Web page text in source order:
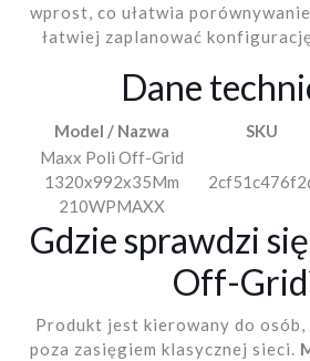
wprost, co ułatwia
łatwiej zaplanować
Dane
Model / Nazwa SKU
Maxx Poli Off-Grid
1320x992x35Mm
210WPMAXX
Gdzie sprawdzi
Off-
Produkt jest kierowany do osób,
poza zasięgiem klasycznej sieci.